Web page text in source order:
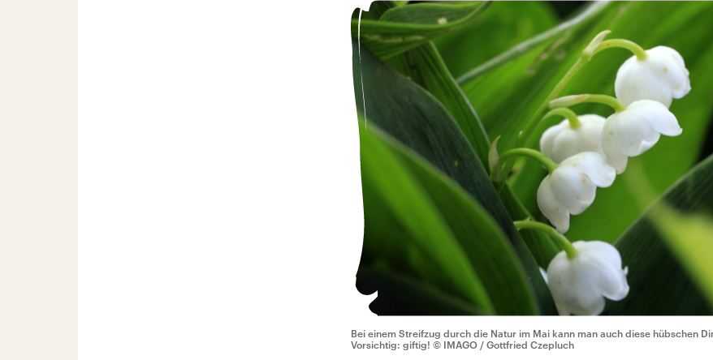
Bei einem Streifzug durch die Natur im Mai kann man auch diese hübschen
Vorsichtig: giftig! © IMAGO / Gottfried Czepluch